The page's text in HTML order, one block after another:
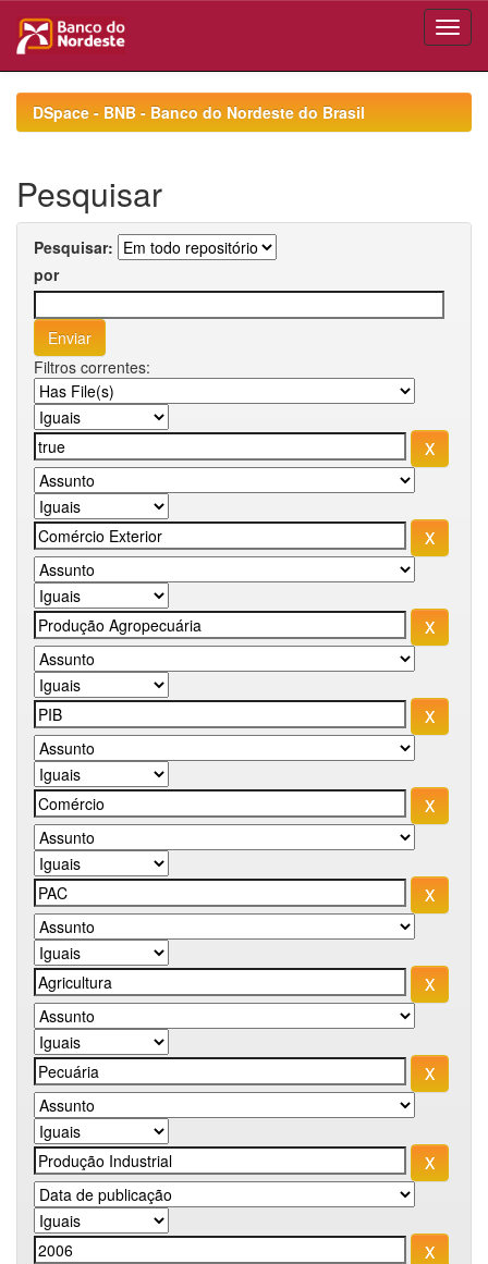
navigationDSpace - BNB - Banco do Nordeste do Brasil
Pesquisar
Pesquisar:
por
Filtros correntes: